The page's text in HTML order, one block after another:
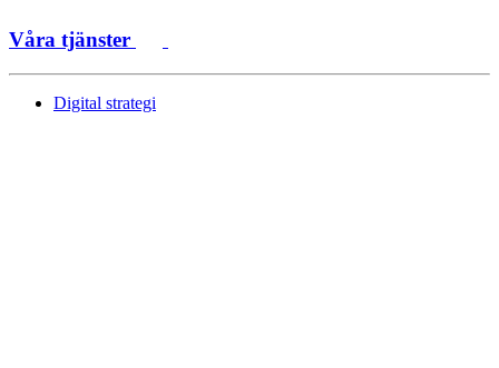
Våra tjänster
Digital strategi